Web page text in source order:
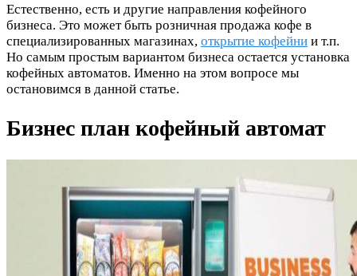
Естественно, есть и другие направления кофейного
бизнеса. Это может быть розничная продажа кофе в
специализированных магазинах, открытие кофейни и т.п.
Но самым простым вариантом бизнеса остается установка
кофейных автоматов. Именно на этом вопросе мы
остановимся в данной статье.
Бизнес план кофейный автомат